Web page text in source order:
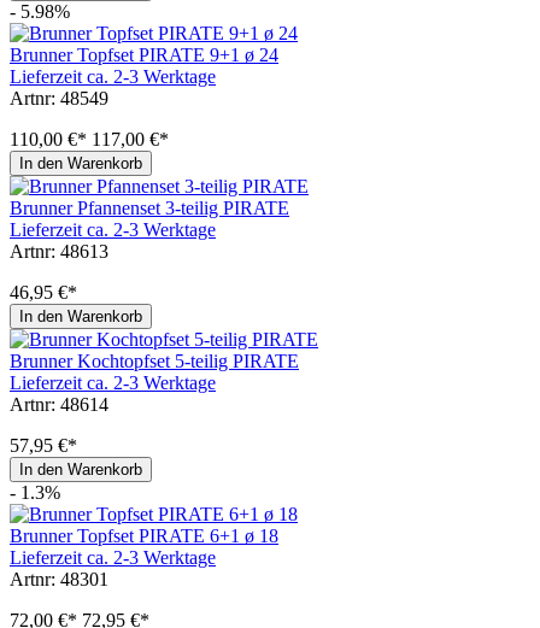
- 5.98%
Brunner Topfset PIRATE 9+1 ø 24
Lieferzeit ca. 2-3 Werktage
Artnr: 48549
110,00 €* 117,00 €*
In den Warenkorb
Brunner Pfannenset 3-teilig PIRATE
Lieferzeit ca. 2-3 Werktage
Artnr: 48613
46,95 €*
In den Warenkorb
Brunner Kochtopfset 5-teilig PIRATE
Lieferzeit ca. 2-3 Werktage
Artnr: 48614
57,95 €*
In den Warenkorb
- 1.3%
Brunner Topfset PIRATE 6+1 ø 18
Lieferzeit ca. 2-3 Werktage
Artnr: 48301
72,00 €* 72,95 €*